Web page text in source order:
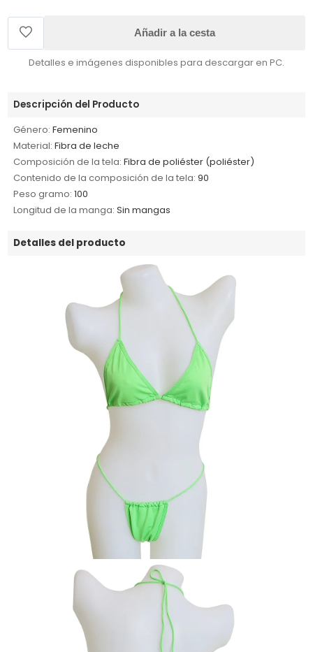
Añadir a la cesta
Detalles e imágenes disponibles para descargar en PC.
Descripción del Producto
Género: Femenino
Material: Fibra de leche
Composición de la tela: Fibra de poliéster (poliéster)
Contenido de la composición de la tela: 90
Peso gramo: 100
Longitud de la manga: Sin mangas
Detalles del producto